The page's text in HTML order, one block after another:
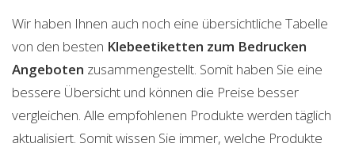
Wir haben Ihnen auch noch eine übersichtliche Tabelle
von den besten Klebeetiketten zum Bedrucken
Angeboten zusammengestellt. Somit haben Sie eine
bessere Übersicht und können die Preise besser
vergleichen. Alle empfohlenen Produkte werden täglich
aktualisiert. Somit wissen Sie immer, welche Produkte